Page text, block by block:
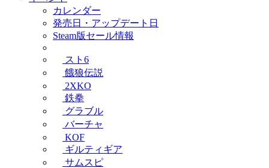
カレンダー
発売日・アップデート日
Steam版セール情報
スト6
餓狼伝説
2XKO
鉄拳
グラブル
バーチャ
KOF
ギルティギア
サムスピ